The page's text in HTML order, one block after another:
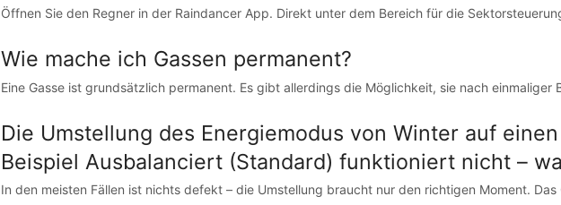
Öffnen Sie den Regner in der Raindancer App. Direkt unter dem Bereich für die
Wie mache ich Gassen permanent?
Eine Gasse ist grundsätzlich permanent. Es gibt allerdings die Möglichkeit, sie nach einmaliger
Die Umstellung des Energiemodus von Winter auf
Beispiel Ausbalanciert (Standard) funktioniert nicht –
In den meisten Fällen ist nichts defekt – die Umstellung braucht nur den richtigen Moment. Das